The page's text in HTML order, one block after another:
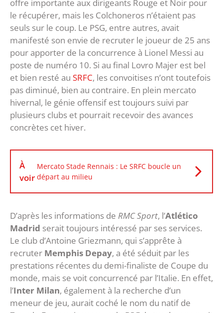
offre importante aux dirigeants Rouge et Noir pour
le récupérer, mais les Colchoneros n’étaient pas
seuls sur le coup. Le PSG, entre autres, avait
manifesté son envie de recruter le joueur de 25 ans
pour apporter de la concurrence à Lionel Messi au
poste de numéro 10. Si au final Lovro Majer est bel
et bien resté au SRFC, les convoitises n’ont toutefois
pas diminué, bien au contraire. En plein mercato
hivernal, le génie offensif est toujours suivi par
plusieurs clubs et pourrait recevoir des avances
concrètes cet hiver.
À
voir
Mercato Stade Rennais : Le SRFC boucle un
départ au milieu
D’après les informations de RMC Sport, l’Atlético
Madrid serait toujours intéressé par ses services.
Le club d’Antoine Griezmann, qui s’apprête à
recruter Memphis Depay, a été séduit par les
prestations récentes du demi-finaliste de Coupe du
monde, mais se voit concurrencé par l’Italie. En effet,
l’Inter Milan, également à la recherche d’un
meneur de jeu, aurait coché le nom du natif de